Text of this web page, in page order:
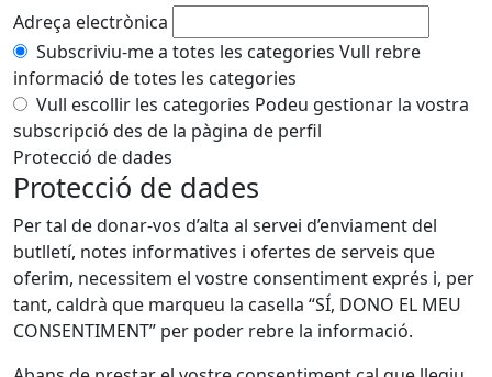
Adreça electrònica
Subscriviu-me a totes les categories Vull rebre
informació de totes les categories
Vull escollir les categories Podeu gestionar la vostra
subscripció des de la pàgina de perfil
Protecció de dades
Protecció de dades
Per tal de donar-vos d’alta al servei d’enviament del
butlletí, notes informatives i ofertes de serveis que
oferim, necessitem el vostre consentiment exprés i, per
tant, caldrà que marqueu la casella “SÍ, DONO EL MEU
CONSENTIMENT” per poder rebre la informació.